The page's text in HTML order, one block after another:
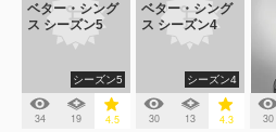
ベター・シング
ス シーズン5
シーズン5
34 19 4.5
ベター・シング
ス シーズン4
シーズン4
30 13 4.3 30